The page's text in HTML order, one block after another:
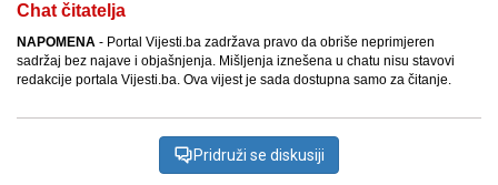
Chat čitatelja
NAPOMENA - Portal Vijesti.ba zadržava pravo da obriše neprimjeren
sadržaj bez najave i objašnjenja. Mišljenja iznešena u chatu nisu stavovi
redakcije portala Vijesti.ba. Ova vijest je sada dostupna samo za čitanje.
Pridruži se diskusiji